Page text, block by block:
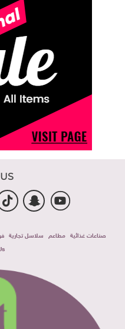
صناعات غذائية مطاعم سلاسل تجارية